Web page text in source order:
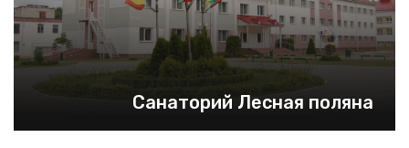
Санаторий Лесная поляна